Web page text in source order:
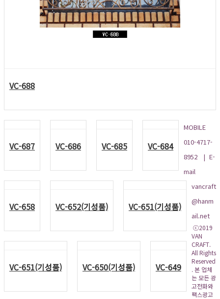
VC-688
VC-687 VC-686 VC-685 VC-684
VC-658 VC-652(기성품) VC-651(기성품)
VC-651(기성품) VC-650(기성품) VC-649
MOBILE
010-4717-
8952 | E-
mail
vancraft
@hanm
ail.net
ⓒ2019
VAN
CRAFT.
All Rights
Reserved
. 본 업체
는 모든 광
고전화와
팩스광고